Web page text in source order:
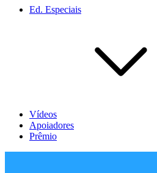
Ed. Especiais
Vídeos
Apoiadores
Prêmio